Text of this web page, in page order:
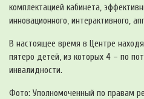
комплектацией кабинета,
инновационного, интерактивного,
В настоящее время в Центре
пятеро детей, из которых 4 – по
инвалидности.
Фото: Уполномоченный по правам